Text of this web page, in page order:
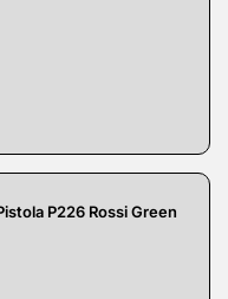
P226 Rossi Green